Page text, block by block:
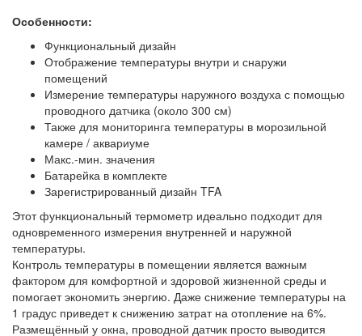
Особенности:
Функциональный дизайн
Отображение температуры внутри и снаружи
помещений
Измерение температуры наружного воздуха с помощью
проводного датчика (около 300 см)
Также для мониторинга температуры в морозильной
камере / аквариуме
Макс.-мин. значения
Батарейка в комплекте
Зарегистрированный дизайн TFA
Этот функциональный термометр идеально подходит для
одновременного измерения внутренней и наружной
температуры.
Контроль температуры в помещении является важным
фактором для комфортной и здоровой жизненной среды и
помогает экономить энергию. Даже снижение температуры на
1 градус приведет к снижению затрат на отопление на 6%.
Размещённый у окна, проводной датчик просто выводится